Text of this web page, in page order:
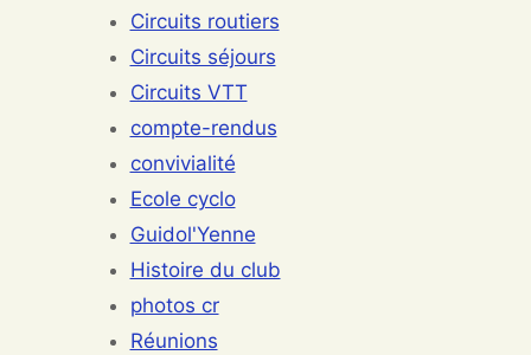
Circuits routiers
Circuits séjours
Circuits VTT
compte-rendus
convivialité
Ecole cyclo
Guidol'Yenne
Histoire du club
photos cr
Réunions